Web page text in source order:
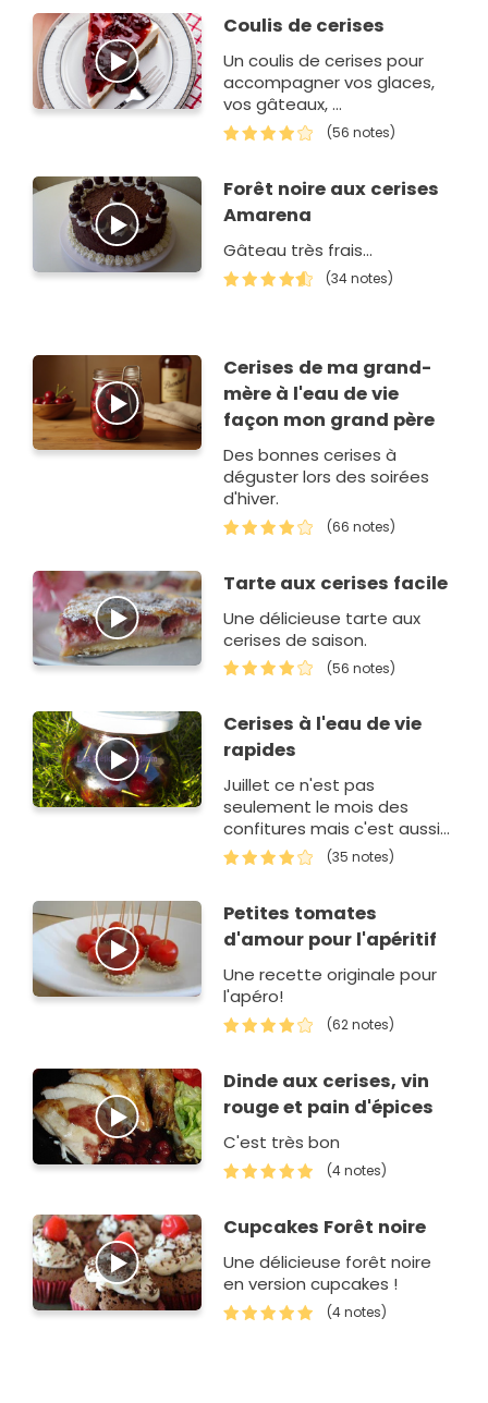
Coulis de cerises
Un coulis de cerises pour
accompagner vos glaces,
vos gâteaux, ...
(56 notes)
Forêt noire aux cerises
Amarena
Gâteau très frais...
(34 notes)
Cerises de ma grand-
mère à l'eau de vie
façon mon grand père
Des bonnes cerises à
déguster lors des soirées
d'hiver.
(66 notes)
Tarte aux cerises facile
Une délicieuse tarte aux
cerises de saison.
(56 notes)
Cerises à l'eau de vie
rapides
Juillet ce n'est pas
seulement le mois des
confitures mais c'est aussi
le moment de préparer des
fruits à l'alcool que vous
vous offrire…
(35 notes)
Petites tomates
d'amour pour l'apéritif
Une recette originale pour
l'apéro!
(62 notes)
Dinde aux cerises, vin
rouge et pain d'épices
C'est très bon
(4 notes)
Cupcakes Forêt noire
Une délicieuse forêt noire
en version cupcakes !
(4 notes)